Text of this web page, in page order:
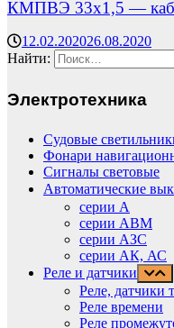
КМПВЭ 33х1,5 —
12.02.202026.08.2020
Найти:
Электротехника
Судовые
Фонари
Сигналы световые
Автоматические
серии А
серии АВМ
cерии АЗС
серии АК, АС
Реле и датчики
Реле, датчики
Реле времени
Реле